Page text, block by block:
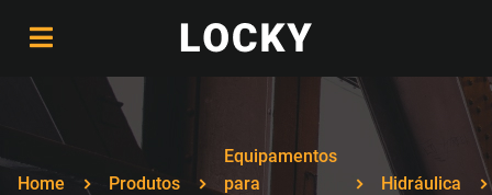
Home Produtos
Equipamentos
para
Hidráulica